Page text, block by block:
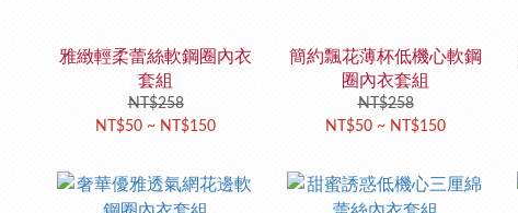
雅緻輕柔蕾絲軟鋼圈內衣
套組
NT$258
NT$50 ~ NT$150
簡約飄花薄杯低機心軟鋼
圈內衣套組
NT$258
NT$50 ~ NT$150